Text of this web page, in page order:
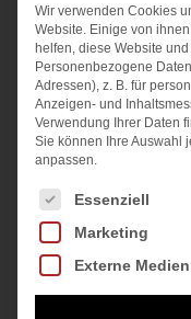
Angebot!
Wir verwenden Cookies
Website. Einige von
helfen, diese Website
Personenbezogene
Adressen), z. B. für
Anzeigen- und
Verwendung Ihrer Daten
Sie können Ihre Auswahl
anpassen.
Es folgt eine Liste
Essenziell
Marketing
Externe Medien